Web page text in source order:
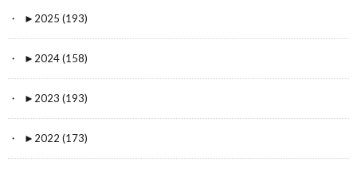
► 2025 (193)
► 2024 (158)
► 2023 (193)
► 2022 (173)